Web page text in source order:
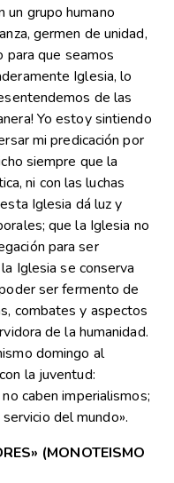
grupo humano
germen de unidad,
para que seamos
Iglesia, lo
de las
Yo estoy sintiendo
mi predicación por
siempre que la
ni con las luchas
Iglesia dá luz y
que la Iglesia no
para ser
Iglesia se conserva
ser fermento de
combates y aspectos
de la humanidad.
domingo al
la juventud:
caben imperialismos;
del mundo».
(MONOTEISMO